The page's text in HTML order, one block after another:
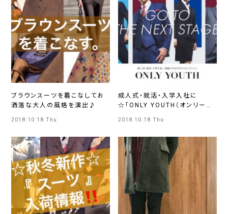
ブラウンスーツを着こなしてお
洒落な大人の風格を演出♪
2018.10.18 Thu
成人式・就活・入学入社に
☆「ONLY YOUTH（オンリーユ
2018.10.18 Thu